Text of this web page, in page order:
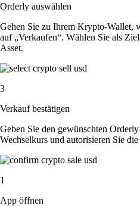
Orderly auswählen
Gehen Sie zu Ihrem Krypto-Wallet,
auf „Verkaufen“. Wählen Sie als
Asset.
3
Verkauf bestätigen
Geben Sie den gewünschten
Wechselkurs und autorisieren Sie
1
App öffnen